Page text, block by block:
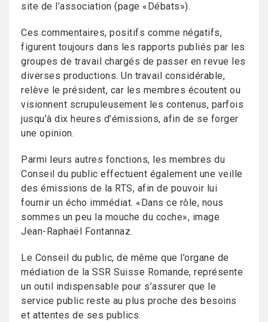
site de l’association (page «Débats»).
Ces commentaires, positifs comme négatifs,
figurent toujours dans les rapports publiés par les
groupes de travail chargés de passer en revue les
diverses productions. Un travail considérable,
relève le président, car les membres écoutent ou
visionnent scrupuleusement les contenus, parfois
jusqu’à dix heures d’émissions, afin de se forger
une opinion.
Parmi leurs autres fonctions, les membres du
Conseil du public effectuent également une veille
des émissions de la RTS, afin de pouvoir lui
fournir un écho immédiat. «Dans ce rôle, nous
sommes un peu la mouche du coche», image
Jean-Raphaël Fontannaz.
Le Conseil du public, de même que l’organe de
médiation de la SSR Suisse Romande, représente
un outil indispensable pour s’assurer que le
service public reste au plus proche des besoins
et attentes de ses publics.